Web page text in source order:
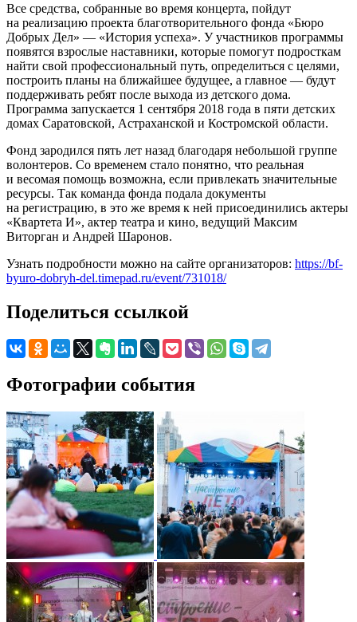
Все средства, собранные во время концерта, пойдут
на реализацию проекта благотворительного фонда «Бюро
Добрых Дел» — «История успеха». У участников программы
появятся взрослые наставники, которые помогут подросткам
найти свой профессиональный путь, определиться с целями,
построить планы на ближайшее будущее, а главное — будут
поддерживать ребят после выхода из детского дома.
Программа запускается 1 сентября 2018 года в пяти детских
домах Саратовской, Астраханской и Костромской области.
Фонд зародился пять лет назад благодаря небольшой группе
волонтеров. Со временем стало понятно, что реальная
и весомая помощь возможна, если привлекать значительные
ресурсы. Так команда фонда подала документы
на регистрацию, в это же время к ней присоединились актеры
«Квартета И», актер театра и кино, ведущий Максим
Виторган и Андрей Шаронов.
Узнать подробности можно на сайте организаторов: https://bf-
byuro-dobryh-del.timepad.ru/event/731018/
Поделиться ссылкой
Фотографии события